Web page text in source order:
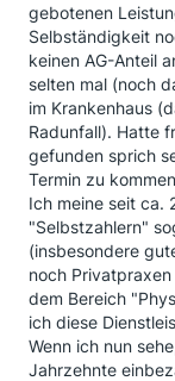
gebotenen
Selbständigkeit
keinen AG-Anteil
selten mal (noch
im Krankenhaus
Radunfall). Hatte
gefunden sprich
Termin zu
Ich meine seit ca.
"Selbstzahlern"
(insbesondere
noch
dem Bereich
ich diese
Wenn ich nun
Jahrzehnte